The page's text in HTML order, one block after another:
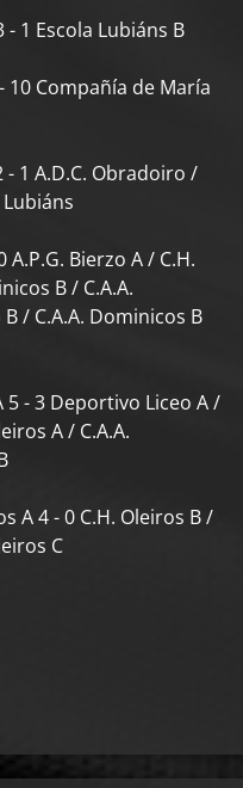
1 Escola Lubiáns B
10 Compañía de María
- 1 A.D.C. Obradoiro /
Lubiáns
A.P.G. Bierzo A / C.H.
B / C.A.A.
/ C.A.A. Dominicos B
5 - 3 Deportivo Liceo A /
A / C.A.A.
A 4 - 0 C.H. Oleiros B /
C